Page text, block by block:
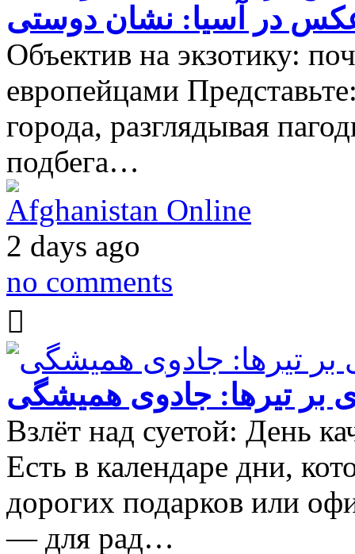
در آسیا: نشان دوستی
Объектив на экзотику:
европейцами
города, разглядывая
подбега…
Afghanistan Online
2 days ago
no comments
بر تیرها: جادوی همیشگی
Взлёт над суетой: День
Есть в календаре дни,
дорогих подарков или
— для рад…